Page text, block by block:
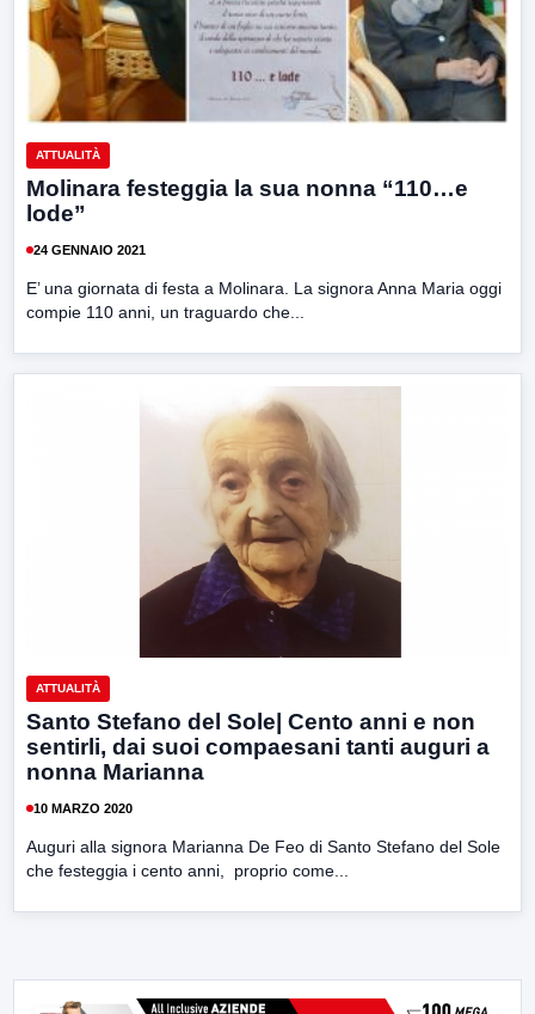
ATTUALITÀ
Molinara festeggia la sua nonna “110…e
lode”
24 GENNAIO 2021
E’ una giornata di festa a Molinara. La signora Anna Maria oggi
compie 110 anni, un traguardo che...
ATTUALITÀ
Santo Stefano del Sole| Cento anni e non
sentirli, dai suoi compaesani tanti auguri a
nonna Marianna
10 MARZO 2020
Auguri alla signora Marianna De Feo di Santo Stefano del Sole
che festeggia i cento anni, proprio come...